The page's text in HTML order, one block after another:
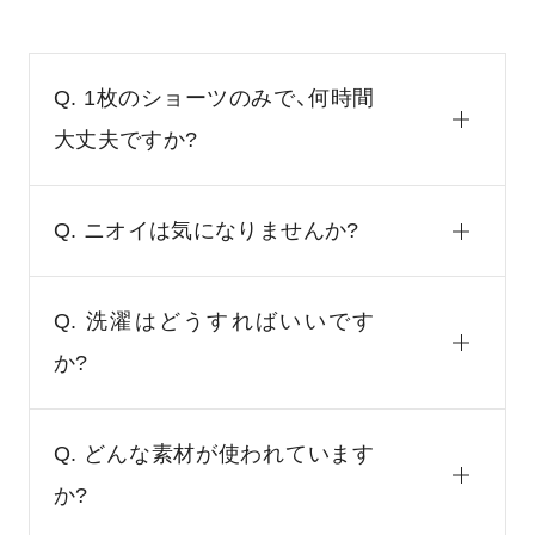
Q. 1枚のショーツのみで、何時間
大丈夫ですか?
Q. ニオイは気になりませんか?
Q. 洗濯はどうすればいいです
か?
Q. どんな素材が使われています
か?